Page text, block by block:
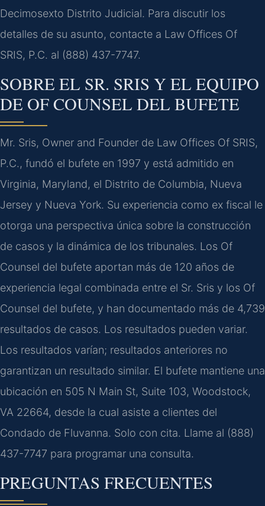
Decimosexto Distrito Judicial. Para discutir los
detalles de su asunto, contacte a Law Offices Of
SRIS, P.C. al (888) 437-7747.
SOBRE EL SR. SRIS Y EL EQUIPO
DE OF COUNSEL DEL BUFETE
Mr. Sris, Owner and Founder de Law Offices Of SRIS,
P.C., fundó el bufete en 1997 y está admitido en
Virginia, Maryland, el Distrito de Columbia, Nueva
Jersey y Nueva York. Su experiencia como ex fiscal le
otorga una perspectiva única sobre la construcción
de casos y la dinámica de los tribunales. Los Of
Counsel del bufete aportan más de 120 años de
experiencia legal combinada entre el Sr. Sris y los Of
Counsel del bufete, y han documentado más de 4,739
resultados de casos. Los resultados pueden variar.
Los resultados varían; resultados anteriores no
garantizan un resultado similar. El bufete mantiene una
ubicación en 505 N Main St, Suite 103, Woodstock,
VA 22664, desde la cual asiste a clientes del
Condado de Fluvanna. Solo con cita. Llame al (888)
437-7747 para programar una consulta.
PREGUNTAS FRECUENTES